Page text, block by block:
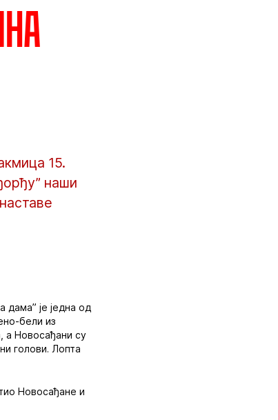
15.
наши
је једна од
бели из
а Новосађани су
голови. Лопта
Новосађане и